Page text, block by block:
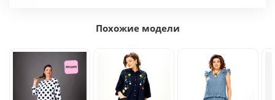
Похожие модели